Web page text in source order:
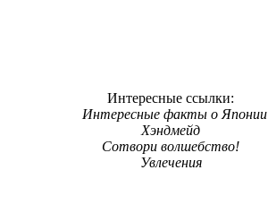
Интересные ссылки:
Интересные факты о Японии
Хэндмейд
Сотвори волшебство!
Увлечения